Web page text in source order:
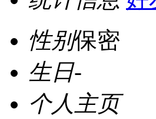
性别保密
生日-
个人主页